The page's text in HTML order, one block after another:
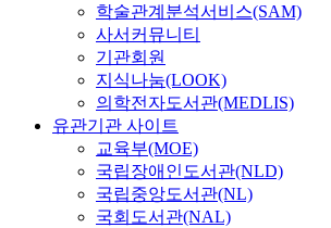
학술관계분석서비스(SAM)
사서커뮤니티
기관회원
지식나눔(LOOK)
의학전자도서관(MEDLIS)
유관기관 사이트
교육부(MOE)
국립장애인도서관(NLD)
국립중앙도서관(NL)
국회도서관(NAL)